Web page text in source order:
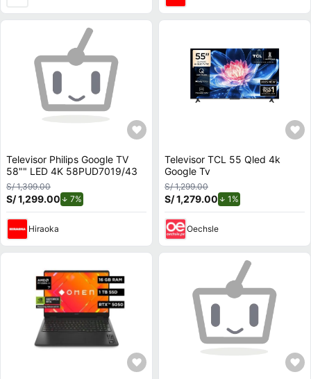
Televisor Philips Google TV
58"" LED 4K 58PUD7019/43
S/ 1,399.00
S/ 1,299.00 7%
Hiraoka
Televisor TCL 55 Qled 4k
Google Tv
S/ 1,299.00
S/ 1,279.00 1%
Oechsle